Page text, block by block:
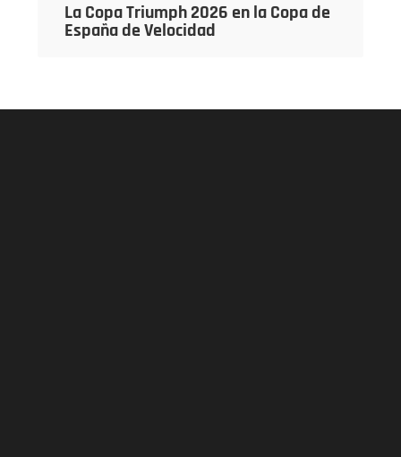
La Copa Triumph 2026 en la Copa de
España de Velocidad